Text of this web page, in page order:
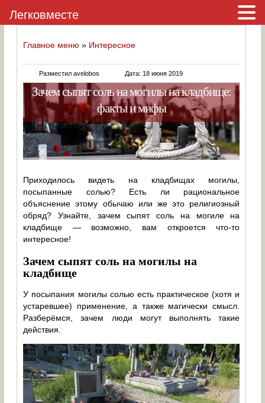
Главное меню » Интересное
Разместил avelobos Дата: 18 июня 2019
Зачем сыпят соль на могилы на кладбище:
факты и мифы
Приходилось видеть на кладбищах могилы,
посыпанные солью? Есть ли рациональное
объяснение этому обычаю или же это религиозный
обряд? Узнайте, зачем сыпят соль на могиле на
кладбище — возможно, вам откроется что-то
интересное!
Зачем сыпят соль на могилы на
кладбище
У посыпания могилы солью есть практическое (хотя и
устаревшее) применение, а также магически смысл.
Разберёмся, зачем люди могут выполнять такие
действия.
Легковместе